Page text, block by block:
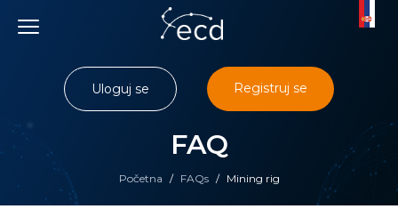
content
Početna / FAQs / Mining rig
FAQ
Uloguj se Registruj se